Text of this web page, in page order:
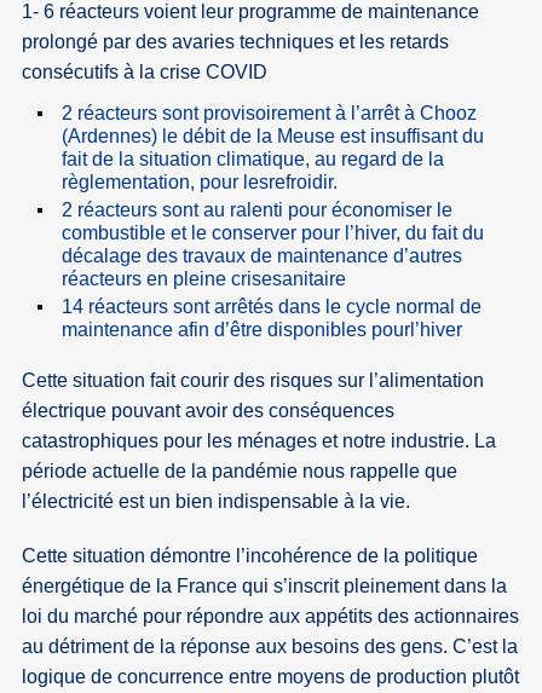
1- 6 réacteurs voient leur programme de maintenance
prolongé par des avaries techniques et les retards
consécutifs à la crise COVID
2 réacteurs sont provisoirement à l’arrêt à Chooz
(Ardennes) le débit de la Meuse est insuffisant du
fait de la situation climatique, au regard de la
règlementation, pour lesrefroidir.
2 réacteurs sont au ralenti pour économiser le
combustible et le conserver pour l’hiver, du fait du
décalage des travaux de maintenance d’autres
réacteurs en pleine crisesanitaire
14 réacteurs sont arrêtés dans le cycle normal de
maintenance afin d’être disponibles pourl’hiver
Cette situation fait courir des risques sur l’alimentation
électrique pouvant avoir des conséquences
catastrophiques pour les ménages et notre industrie. La
période actuelle de la pandémie nous rappelle que
l’électricité est un bien indispensable à la vie.
Cette situation démontre l’incohérence de la politique
énergétique de la France qui s’inscrit pleinement dans la
loi du marché pour répondre aux appétits des actionnaires
au détriment de la réponse aux besoins des gens. C’est la
logique de concurrence entre moyens de production plutôt